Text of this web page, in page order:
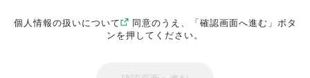
個人情報の扱いについて
同意のうえ、「確認画面へ進む」ボタ
ンを押してください。